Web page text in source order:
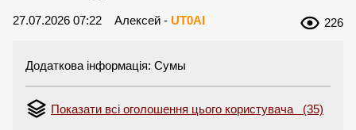
27.07.2026 07:22 Алексей - UT0AI 226
Додаткова інформація: Сумы
Показати всі оголошення цього користувача (35)